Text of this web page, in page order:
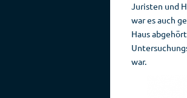
Juristen und
war es auch
Haus
war.